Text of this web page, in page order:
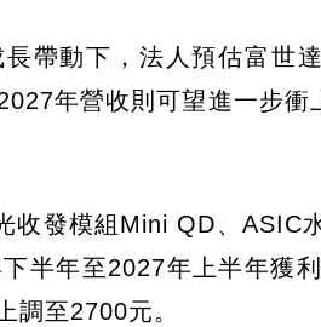
帶動下，法人預估富世
年營收則可望進一步衝
收發模組Mini QD、ASIC
半年至2027年上半年獲
調至2700元。